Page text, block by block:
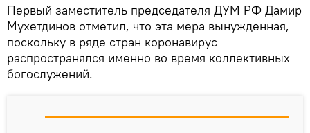
Первый заместитель председателя ДУМ РФ Дамир
Мухетдинов отметил, что эта мера вынужденная,
поскольку в ряде стран коронавирус
распространялся именно во время коллективных
богослужений.